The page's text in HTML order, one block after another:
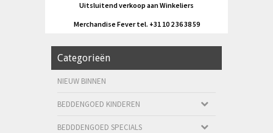
Uitsluitend verkoop aan Winkeliers
Merchandise Fever tel. +31 10 2 36 38 59
Categorieën
NIEUW BINNEN
BEDDENGOED KINDEREN
BEDDDENGOED SPECIALS